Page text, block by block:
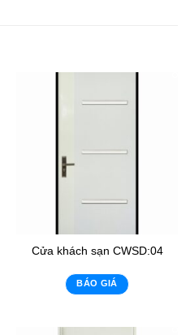
Cửa khách sạn CWSD:04
BÁO GIÁ